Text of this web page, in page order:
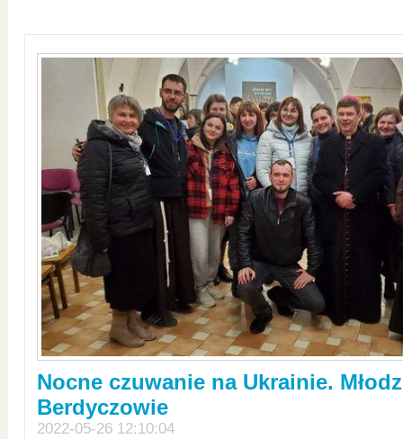
Nocne czuwanie na Ukrainie.
Berdyczowie
2022-05-26 12:10:04